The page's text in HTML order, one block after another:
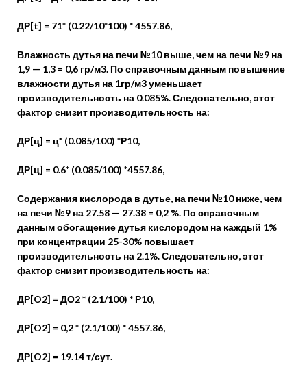
ДР[t] = 71* (0.22/10*100) * 4557.86,
Влажность дутья на печи №10 выше, чем на печи №9 на
1,9 — 1,3 = 0,6 гр/м3. По справочным данным повышение
влажности дутья на 1гр/м3 уменьшает
производительность на 0.085%. Следовательно, этот
фактор снизит производительность на:
ДР[ц] = ц* (0.085/100) *Р10,
ДР[ц] = 0.6* (0.085/100) *4557.86,
Содержания кислорода в дутье, на печи №10 ниже, чем
на печи №9 на 27.58 — 27.38 = 0,2 %. По справочным
данным обогащение дутья кислородом на каждый 1%
при концентрации 25-30% повышает
производительность на 2.1%. Следовательно, этот
фактор снизит производительность на:
ДР[O2] = ДО2 * (2.1/100) * Р10,
ДР[O2] = 0,2 * (2.1/100) * 4557.86,
ДР[O2] = 19.14 т/сут.